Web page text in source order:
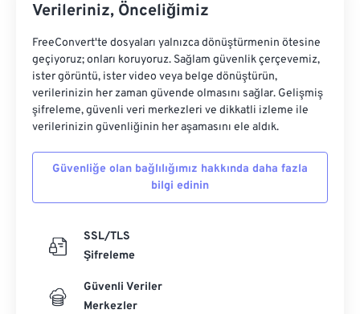
Verileriniz, Önceliğimiz
FreeConvert'te dosyaları yalnızca dönüştürmenin ötesine
geçiyoruz; onları koruyoruz. Sağlam güvenlik çerçevemiz,
ister görüntü, ister video veya belge dönüştürün,
verilerinizin her zaman güvende olmasını sağlar. Gelişmiş
şifreleme, güvenli veri merkezleri ve dikkatli izleme ile
verilerinizin güvenliğinin her aşamasını ele aldık.
Güvenliğe olan bağlılığımız hakkında daha fazla
bilgi edinin
SSL/TLS
Şifreleme
Güvenli Veriler
Merkezler